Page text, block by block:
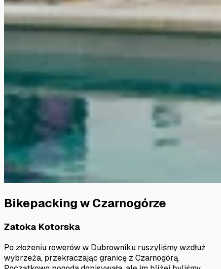
Bikepacking w Czarnogórze
Zatoka Kotorska
Po złożeniu rowerów w Dubrowniku ruszyliśmy wzdłuż
wybrzeża, przekraczając granicę z Czarnogórą.